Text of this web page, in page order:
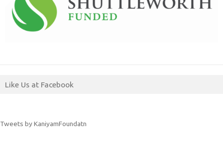
Like Us at Facebook
Tweets by KaniyamFoundatn